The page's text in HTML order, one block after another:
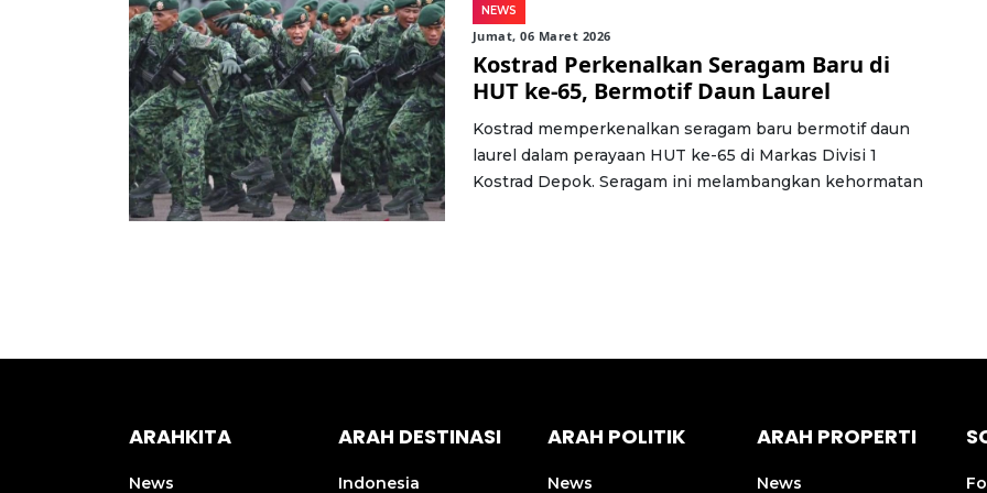
NEWS
Jumat, 06 Maret 2026
Kostrad Perkenalkan Seragam Baru di
HUT ke-65, Bermotif Daun Laurel
Kostrad memperkenalkan seragam baru bermotif daun
laurel dalam perayaan HUT ke-65 di Markas Divisi 1
Kostrad Depok. Seragam ini melambangkan kehormatan
ARAHKITA
News
ARAH DESTINASI
Indonesia
ARAH POLITIK
News
ARAH PROPERTI
News